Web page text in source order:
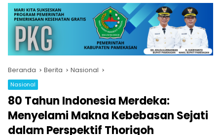
Beranda Berita Nasional
Nasional
80 Tahun Indonesia Merdeka:
Menyelami Makna Kebebasan Sejati
dalam Perspektif Thoriqoh